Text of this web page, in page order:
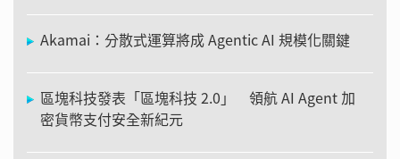
Akamai：分散式運算將成 Agentic AI 規模化關鍵
區塊科技發表「區塊科技 2.0」 領航 AI Agent 加
密貨幣支付安全新紀元